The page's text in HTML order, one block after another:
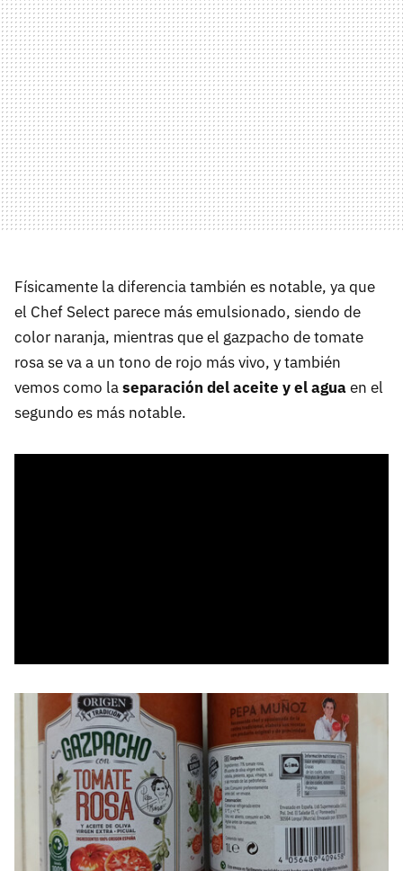
Físicamente la diferencia también es notable, ya que
el Chef Select parece más emulsionado, siendo de
color naranja, mientras que el gazpacho de tomate
rosa se va a un tono de rojo más vivo, y también
vemos como laseparación del aceite y el aguaen el
segundo es más notable.